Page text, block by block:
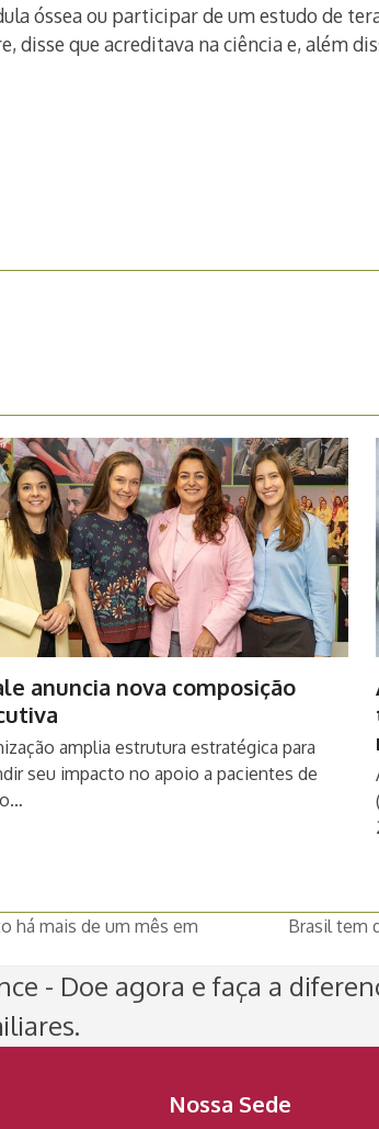
óssea ou participar de um estudo de
que acreditava na ciência e, além
anuncia nova composição
amplia estrutura estratégica para
seu impacto no apoio a pacientes de
há mais de um mês em
post:
Brasil tem
- Doe agora e faça a
Nossa Sede